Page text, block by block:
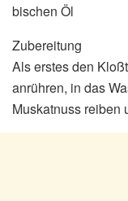
bischen Öl
Zubereitung
Als erstes den
anrühren, in das
Muskatnuss reiben